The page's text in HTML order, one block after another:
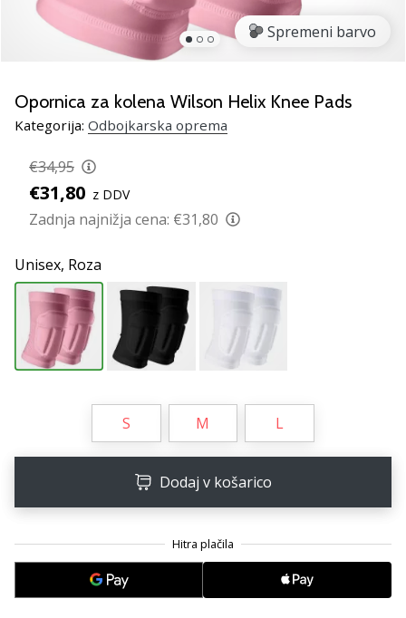
odbojkarski/a
navdušenec/ka,
mi?
Pridruži
nam
kot
brend
ambasador/ka.
11. 8. 2022
•
2 min. branja
Weplayvolleyball
affiliate
blog,
Facebook
stran
online
Spremeni barvo
Opornica za kolena Wilson Helix Knee Pads
Kategorija: Odbojkarska oprema
€34,95
€31,80 z DDV
Zadnja najnižja cena: €31,80
Unisex, Roza
S M L
Dodaj v košarico